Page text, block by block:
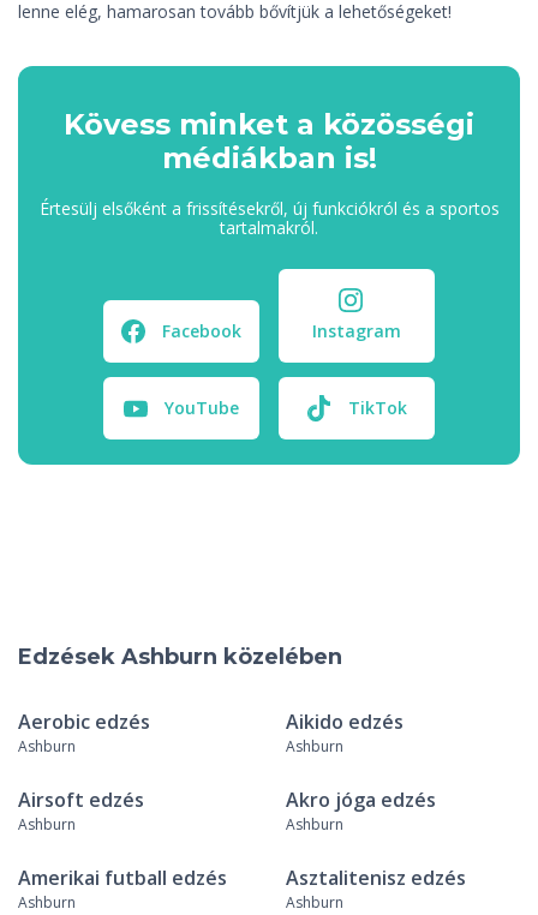
lenne elég, hamarosan tovább bővítjük a lehetőségeket!
Kövess minket a közösségi
médiákban is!
Értesülj elsőként a frissítésekről, új funkciókról és a sportos
tartalmakról.
Facebook Instagram
YouTube TikTok
Edzések Ashburn közelében
Aerobic edzés
Ashburn
Aikido edzés
Ashburn
Airsoft edzés
Ashburn
Akro jóga edzés
Ashburn
Amerikai futball edzés
Ashburn
Asztalitenisz edzés
Ashburn